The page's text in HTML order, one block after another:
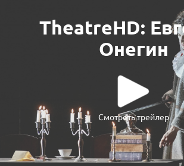
TheatreHD:
Онегин
Смотреть трейлер